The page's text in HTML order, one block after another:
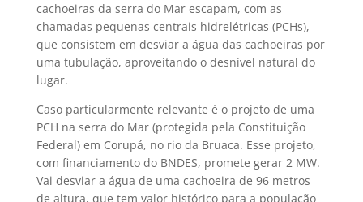
cachoeiras da serra do Mar escapam, com as
chamadas pequenas centrais hidrelétricas (PCHs),
que consistem em desviar a água das cachoeiras por
uma tubulação, aproveitando o desnível natural do
lugar.
Caso particularmente relevante é o projeto de uma
PCH na serra do Mar (protegida pela Constituição
Federal) em Corupá, no rio da Bruaca. Esse projeto,
com financiamento do BNDES, promete gerar 2 MW.
Vai desviar a água de uma cachoeira de 96 metros
de altura, que tem valor histórico para a população